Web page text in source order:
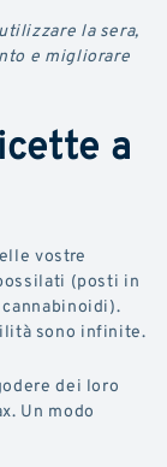
la sera,
e migliorare
a
vostre
(posti in
sono infinite.
dei loro
Un modo